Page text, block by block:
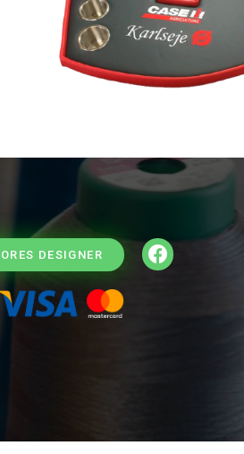
DESIGNER